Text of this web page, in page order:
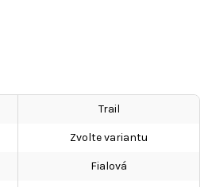
Trail
Zvolte variantu
Fialová